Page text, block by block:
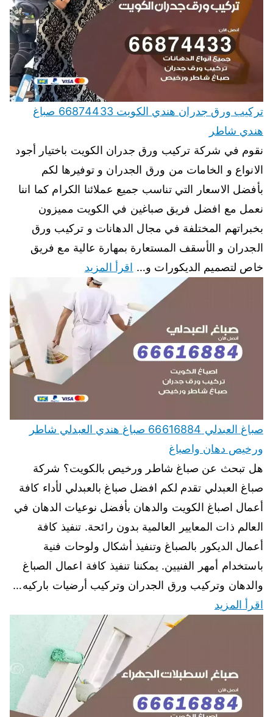
تركيب ورق جدران هندي الكويت 66874433 صباغ
هندي شاطر
نقوم في شركة تركيب ورق جدران الكويت باختيار أجود
الانواع و الخامات من ورق الجدران و توفيرها لكم
بأفضل الاسعار التي تناسب جميع عملائنا الكرام كما اننا
نعمل مع افضل فريق صباغين في الكويت مميزون
بخبراتهم المختلفة في مجال الدهانات و تركيب ورق
الجدران و الأسقف المستعارة بمهارة عالية مع فريق
خاص لتصميم الديكورات و… اقرأ المزيد
صباغ العبدلي 66616884 صباغ هندي العبدلي شاطر
ورخيص دهان واصباغ
هل تبحث عن صباغ شاطر ورخيص بالكويت؟ شركة
صباغ العبدلي تقدم لكم افضل صباغ بالعبدلي لأداء كافة
أعمال اصباغ الكويت والدهان بأفضل نوعيات الدهان في
العالم ذات المعايير العالمية بدون رائحة. تنفيذ كافة
أعمال الديكور بالصباغ وتنفيذ أشكال ولوحات فنية
باستخدام أمهر الفنيين. يمكننا تنفيذ كافة اعمال الصباغ
والدهان وتركيب ورق الجدران وتركيب أرضيات باركيه…
اقرأ المزيد